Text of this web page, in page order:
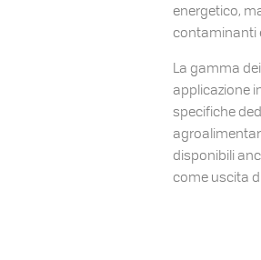
energetico,
contaminanti
La gamma
applicazione
specifiche
disponibili
come uscita